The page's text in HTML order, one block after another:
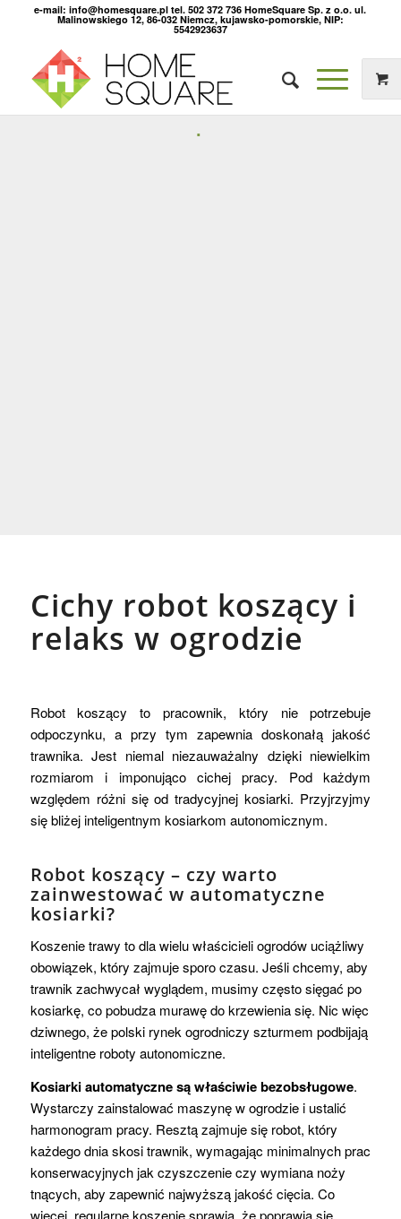
e-mail: info@homesquare.pl tel. 502 372 736 HomeSquare Sp. z o.o. ul.
Malinowskiego 12, 86-032 Niemcz, kujawsko-pomorskie, NIP:
5542923637
Cichy robot koszący i
relaks w ogrodzie
Robot koszący to pracownik, który nie potrzebuje
odpoczynku, a przy tym zapewnia doskonałą jakość
trawnika. Jest niemal niezauważalny dzięki niewielkim
rozmiarom i imponująco cichej pracy. Pod każdym
względem różni się od tradycyjnej kosiarki. Przyjrzyjmy
się bliżej inteligentnym kosiarkom autonomicznym.
Robot koszący – czy warto
zainwestować w automatyczne
kosiarki?
Koszenie trawy to dla wielu właścicieli ogrodów uciążliwy
obowiązek, który zajmuje sporo czasu. Jeśli chcemy, aby
trawnik zachwycał wyglądem, musimy często sięgać po
kosiarkę, co pobudza murawę do krzewienia się. Nic więc
dziwnego, że polski rynek ogrodniczy szturmem podbijają
inteligentne roboty autonomiczne.
Kosiarki automatyczne są właściwie bezobsługowe.
Wystarczy zainstalować maszynę w ogrodzie i ustalić
harmonogram pracy. Resztą zajmuje się robot, który
każdego dnia skosi trawnik, wymagając minimalnych prac
konserwacyjnych jak czyszczenie czy wymiana noży
tnących, aby zapewnić najwyższą jakość cięcia. Co
więcej, regularne koszenie sprawia, że poprawia się